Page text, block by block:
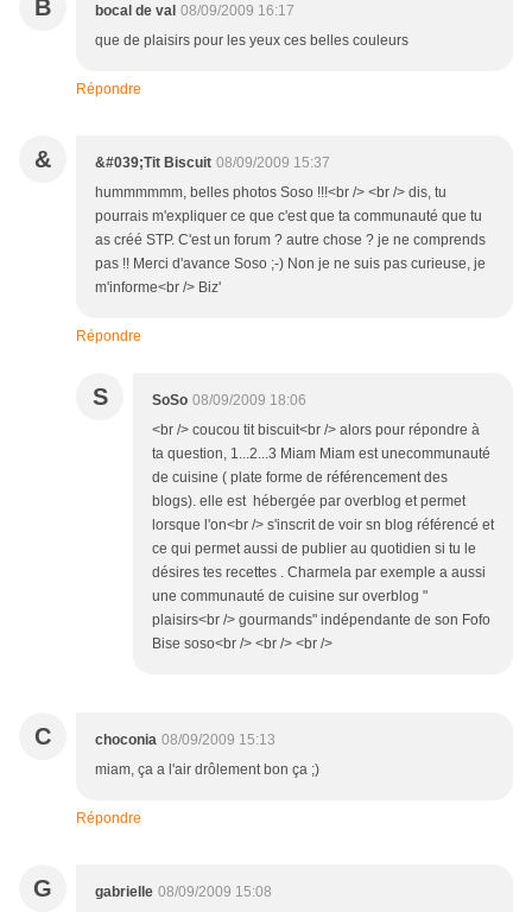
B bocal de val 08/09/2009 16:17
que de plaisirs pour les yeux ces belles couleurs
Répondre
& &#039;Tit Biscuit 08/09/2009 15:37
hummmmmm, belles photos Soso !!!<br /> <br /> dis, tu
pourrais m'expliquer ce que c'est que ta communauté que tu
as créé STP. C'est un forum ? autre chose ? je ne comprends
pas !! Merci d'avance Soso ;-) Non je ne suis pas curieuse, je
m'informe<br /> Biz'
Répondre
S SoSo 08/09/2009 18:06
<br /> coucou tit biscuit<br /> alors pour répondre à
ta question, 1...2...3 Miam Miam est unecommunauté
de cuisine ( plate forme de référencement des
blogs). elle est hébergée par overblog et permet
lorsque l'on<br /> s'inscrit de voir sn blog référencé et
ce qui permet aussi de publier au quotidien si tu le
désires tes recettes . Charmela par exemple a aussi
une communauté de cuisine sur overblog "
plaisirs<br /> gourmands" indépendante de son Fofo
Bise soso<br /> <br /> <br />
C choconia 08/09/2009 15:13
miam, ça a l'air drôlement bon ça ;)
Répondre
G gabrielle 08/09/2009 15:08